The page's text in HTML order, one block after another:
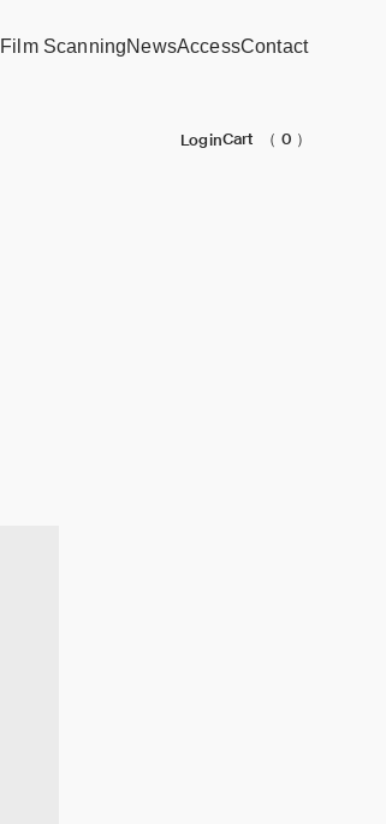
Film ScanningNewsAccessContact
LoginCart （ 0 ）